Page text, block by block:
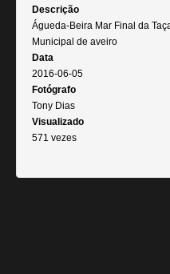
Descrição
Águeda-Beira Mar Final da
Municipal de aveiro
Data
2016-06-05
Fotógrafo
Tony Dias
Visualizado
571 vezes